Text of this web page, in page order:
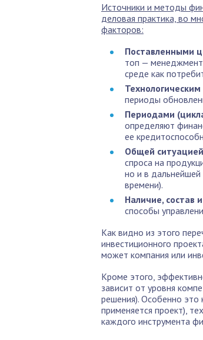
Источники и методы
деловая практика, во
факторов:
Поставленными
топ —
среде как
периоды
Периодами
определяют
ее
Общей
спроса на
но и в дальнейшей
времени).
Наличие, состав
способы
Как видно из этого
инвестиционного
может компания или
Кроме этого,
зависит от уровня
решения). Особенно это
применяется проект),
каждого инструмента